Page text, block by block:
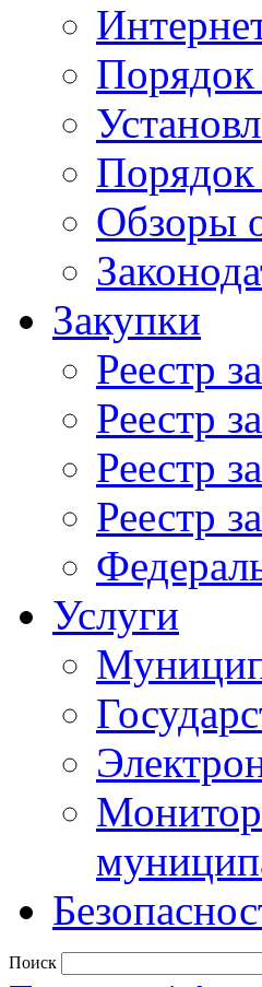
Обзоры
Закупки
Реестр
Реестр
Реестр
Реестр
Услуги
Поиск